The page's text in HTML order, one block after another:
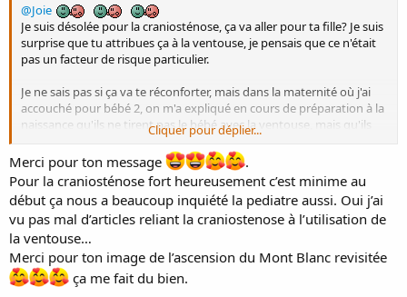
@Joie
Je suis désolée pour la craniosténose, ça va aller pour ta fille? Je suis
surprise que tu attribues ça à la ventouse, je pensais que ce n'était
pas un facteur de risque particulier.
Je ne sais pas si ça va te réconforter, mais dans la maternité où j'ai
accouché pour bébé 2, on m'a expliqué en cours de préparation à la
naissance qu'ils ne tirent pas le bébé avec la ventouse, mais qu'ils
l'utilisent pour repositionner le bébé et le guider pendant la
descente.
Du coup si on reprend la comparaison du mont blanc, c'est comme
si en grimpant un alpiniste se retrouve coincé sur une voie
d'escalade qu'il ne peut pas grimper, et que son copain encordé
avec lui se met au dessus et l'assure "sec" (avec la corde d'assurance
bien tendue) pour lui permettre de se repositionner avant de
continuer l'ascension. Est ce que tu dirais de cet alpiniste qu'il n'a
pas réussi l'ascension du Mont Blanc? Il a eu besoin d'un coup de
pouce pour se remettre sur le bon chemin, mais c'est lui qui a tout
Cliquer pour déplier...
Merci pour ton message
.
Pour la craniosténose fort heureusement c’est minime au
début ça nous a beaucoup inquiété la pediatre aussi. Oui j’ai
vu pas mal d’articles reliant la craniostenose à l’utilisation de
la ventouse…
Merci pour ton image de l’ascension du Mont Blanc revisitée
ça me fait du bien.